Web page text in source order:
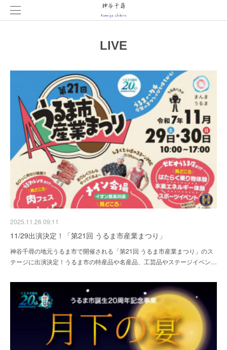
LIVE
2025.11.26 09:11
11/29出演決定！「第21回 うるま市産業まつり」
神谷千尋の地元うるま市で開催される「第21回 うるま市産業まつり」のス
テージに出演決定！うるま市の特産品や名産品、工芸品やステージイベン…